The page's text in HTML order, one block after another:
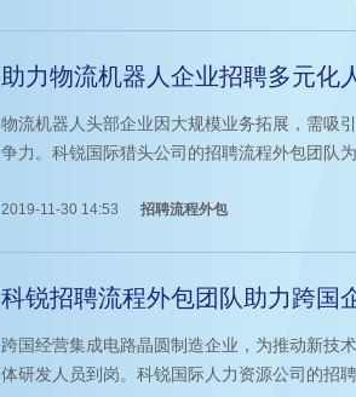
助力物流机器人企业招聘多元化
物流机器人头部企业因大规模业务拓展，需吸
争力。科锐国际猎头公司的招聘流程外包团队
2019-11-30 14:53 招聘流程外包
科锐招聘流程外包团队助力跨国
跨国经营集成电路晶圆制造企业，为推动新技
体研发人员到岗。科锐国际人力资源公司的招